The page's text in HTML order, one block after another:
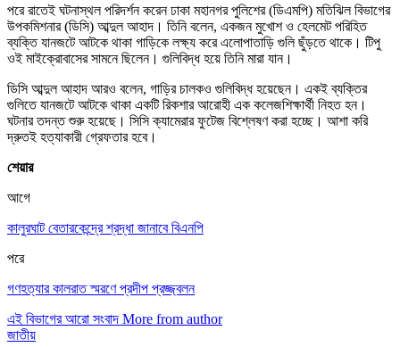
পরে রাতেই ঘটনাস্থল পরিদর্শন করেন ঢাকা মহানগর পুলিশের (ডিএমপি) মতিঝিল বিভাগের
উপকমিশনার (ডিসি) আব্দুল আহাদ। তিনি বলেন, একজন মুখোশ ও হেলমেট পরিহিত
ব্যক্তি যানজটে আটকে থাকা গাড়িকে লক্ষ্য করে এলোপাতাড়ি গুলি ছুঁড়তে থাকে। টিপু
ওই মাইক্রোবাসের সামনে ছিলেন। গুলিবিদ্ধ হয়ে তিনি মারা যান।
ডিসি আব্দুল আহাদ আরও বলেন, গাড়ির চালকও গুলিবিদ্ধ হয়েছেন। একই ব্যক্তির
গুলিতে যানজটে আটকে থাকা একটি রিকশার আরোহী এক কলেজশিক্ষার্থী নিহত হন।
ঘটনার তদন্ত শুরু হয়েছে। সিসি ক্যামেরার ফুটেজ বিশ্লেষণ করা হচ্ছে। আশা করি
দ্রুতই হত্যাকারী গ্রেফতার হবে।
শেয়ার
আগে
কালুরঘাট বেতারকেন্দ্রে শ্রদ্ধা জানাবে বিএনপি
পরে
গণহত্যার কালরাত স্মরণে প্রদীপ প্রজ্জ্বলন
এই বিভাগের আরো সংবাদ More from author
জাতীয়